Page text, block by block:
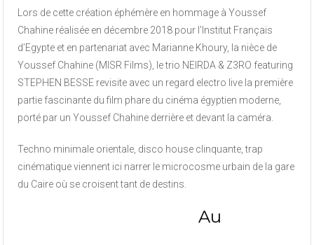
Lors de cette création éphémère en hommage à Youssef
Chahine réalisée en décembre 2018 pour l’Institut Français
d’Egypte et en partenariat avec Marianne Khoury, la nièce de
Youssef Chahine (MISR Films), le trio NEIRDA & Z3RO featuring
STEPHEN BESSE revisite avec un regard electro live la première
partie fascinante du film phare du cinéma égyptien moderne,
porté par un Youssef Chahine derrière et devant la caméra.
Techno minimale orientale, disco house clinquante, trap
cinématique viennent ici narrer le microcosme urbain de la gare
du Caire où se croisent tant de destins.
Au